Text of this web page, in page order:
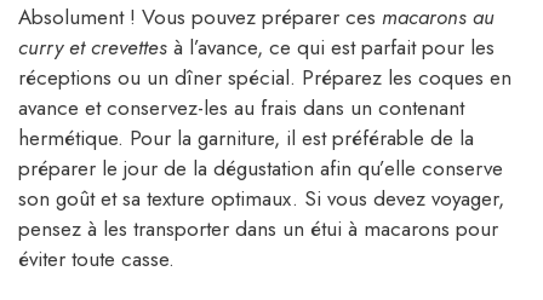
Absolument ! Vous pouvez préparer ces macarons au
curry et crevettes à l’avance, ce qui est parfait pour les
réceptions ou un dîner spécial. Préparez les coques en
avance et conservez-les au frais dans un contenant
hermétique. Pour la garniture, il est préférable de la
préparer le jour de la dégustation afin qu’elle conserve
son goût et sa texture optimaux. Si vous devez voyager,
pensez à les transporter dans un étui à macarons pour
éviter toute casse.